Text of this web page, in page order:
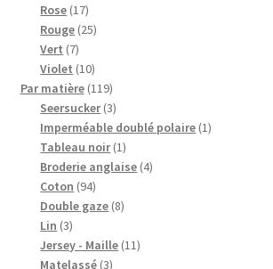
produits
Rose 1717
produits
Rouge 2525
Vert 77
produits
Violet 1010
produits
Par matière 119119
produits
Seersucker 33
produits
Imperméable doublé polaire 11
Tableau noir 11
produit
Broderie anglaise 44
Coton 9494
produits
Double gaze 88
Lin 33
produits
Jersey - Maille 1111
Matelassé 33